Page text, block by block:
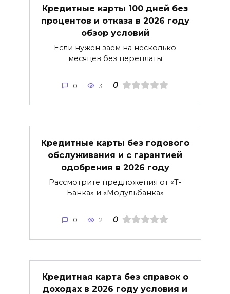
Кредитные карты 100 дней без
процентов и отказа в 2026 году
обзор условий
Если нужен заём на несколько
месяцев без переплаты
0 3 0
Кредитные карты без годового
обслуживания и с гарантией
одобрения в 2026 году
Рассмотрите предложения от «Т-
Банка» и «Модульбанка»
0 2 0
Кредитная карта без справок о
доходах в 2026 году условия и